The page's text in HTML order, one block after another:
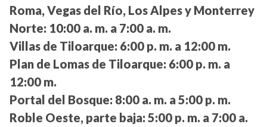
Roma, Vegas del Río, Los Alpes y Monterrey
Norte: 10:00 a. m. a 7:00 a. m.
Villas de Tiloarque: 6:00 p. m. a 12:00 m.
Plan de Lomas de Tiloarque: 6:00 p. m. a
12:00 m.
Portal del Bosque: 8:00 a. m. a 5:00 p. m.
Roble Oeste, parte baja: 5:00 p. m. a 7:00 a.